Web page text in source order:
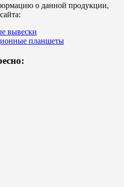
о данной продукции,
вывески
планшеты